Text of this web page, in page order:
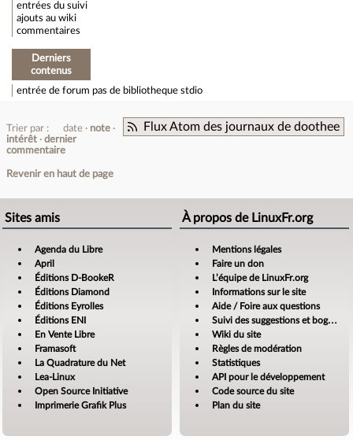
entrées du suivi
ajouts au wiki
commentaires
Derniers
contenus
entrée de forum pas de bibliotheque stdio
Flux Atom des journaux de doothee
Trier par : date
note
intérêt
dernier
commentaire
Revenir en haut de page
Sites amis
Agenda du Libre
April
Éditions D-BookeR
Éditions Diamond
Éditions Eyrolles
Éditions ENI
En Vente Libre
Framasoft
La Quadrature du Net
Lea-Linux
Open Source Initiative
Imprimerie Grafik Plus
À propos de LinuxFr.org
Mentions légales
Faire un don
L’équipe de LinuxFr.org
Informations sur le site
Aide / Foire aux questions
Suivi des suggestions et bogues
Wiki du site
Règles de modération
Statistiques
API pour le développement
Code source du site
Plan du site